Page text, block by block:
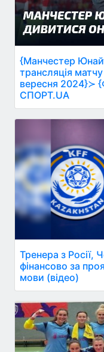
{Манчестер
трансляція
вересня 2024}≻
СПОРТ.UA
Тренера з Росії,
фінансово за
мови (відео)